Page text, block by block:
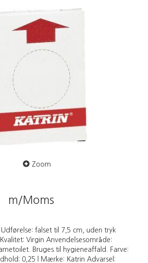
Zoom
m/Moms
falset til 7,5 cm, uden tryk
Virgin Anvendelsesområde:
Bruges til hygieneaffald. Farve:
0,25 l Mærke: Katrin Advarsel: